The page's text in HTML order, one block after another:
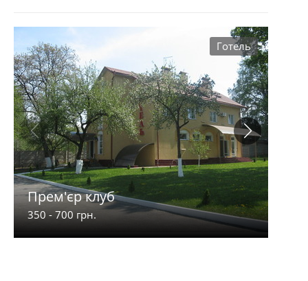
Готель
Прем'єр клуб
350 - 700 грн.